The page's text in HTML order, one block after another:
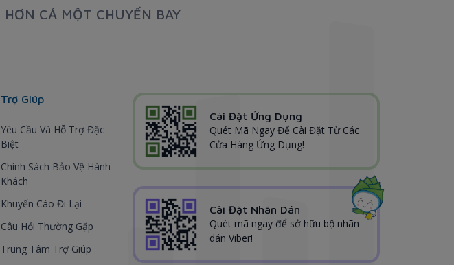
HƠN CẢ MỘT CHUYẾN BAY
Trợ Giúp
Yêu Cầu Và Hỗ Trợ Đặc
Biệt
Chính Sách Bảo Vệ Hành
Khách
Khuyến Cáo Đi Lại
Câu Hỏi Thường Gặp
Trung Tâm Trợ Giúp
Cài Đặt Ứng Dụng
Quét Mã Ngay Để Cài Đặt Từ Các
Cửa Hàng Ứng Dụng!
Cài Đặt Nhãn Dán
Quét mã ngay để sở hữu bộ nhãn
dán Viber!